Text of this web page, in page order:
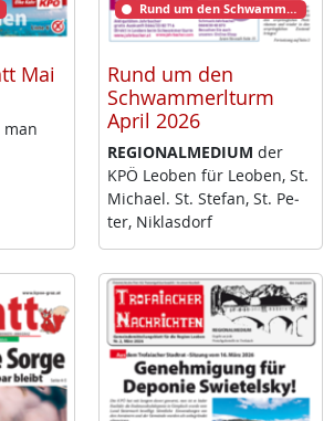
Mai
man
Rund um den Schwammerlturm
Rund um den
Schwammerlturm
April 2026
RE­GIO­NAL­ME­DI­UM der
KPÖ Leo­ben für Leo­ben, St.
Mi­cha­el. St. Ste­fan, St. Pe­
ter, Niklas­dorf